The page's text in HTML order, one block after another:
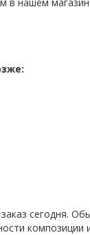
сегодня.
композиции